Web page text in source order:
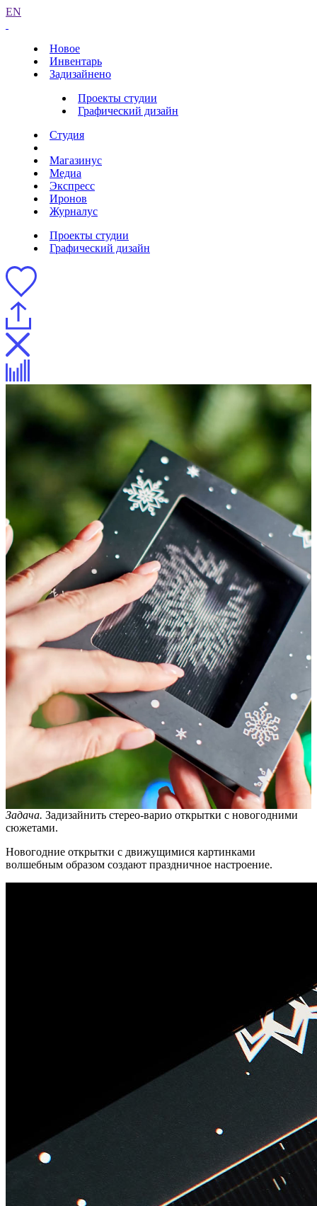
EN
Новое
Инвентарь
Задизайнено
Проекты студии
Графический дизайн
Студия
Магазинус
Медиа
Экспресс
Иронов
Журналус
Проекты студии
Графический дизайн
Новогодние открытки
Описание
Задача. Задизайнить стерео-варио открытки с новогодними
сюжетами.
Новогодние открытки с движущимися картинками
волшебным образом создают праздничное настроение.